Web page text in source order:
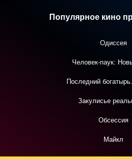
Популярное кино
Одиссея
Человек-паук:
Последний
Закулисье
Обсессия
Майкл